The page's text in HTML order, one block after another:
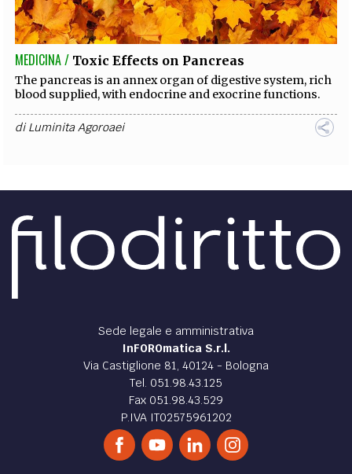
MEDICINA / Toxic Effects on Pancreas
The pancreas is an annex organ of digestive system, rich
blood supplied, with endocrine and exocrine functions.
diLuminita Agoroaei
Sede legale e amministrativa
InFOROmatica S.r.l.
Via Castiglione 81, 40124 - Bologna
Tel. 051.98.43.125
Fax 051.98.43.529
P.IVA IT02575961202